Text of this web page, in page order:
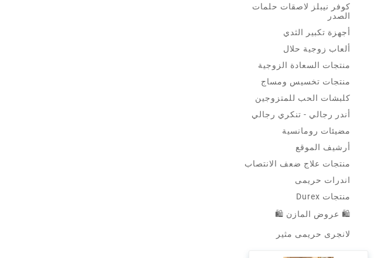
كوفر نيبلز لاصقات حلمات
الصدر
أجهزة تكبير الثدي
ألعاب زوجية حلال
منتجات السعادة الزوجية
منتجات تخسيس ومساج
كلبشات الحب للمتزوجين
أندر رجالي - تنكري رجالي
مضيئات رومانسية
أرشيف الموقع
منتجات علاج ضعف الانتصاب
اندرات حريمى
منتجات Durex
🛍 عروض المازن 🛍
لانجرى حريمى مثير